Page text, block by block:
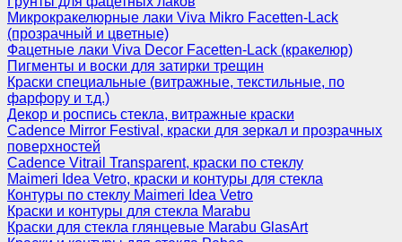
Микрокракелюрные лаки Viva Mikro Facetten-Lack
(прозрачный и цветные)
Фацетные лаки Viva Decor Facetten-Lack (кракелюр)
Пигменты и воски для затирки трещин
Краски специальные (витражные, текстильные, по
фарфору и т.д.)
Декор и роспись стекла, витражные краски
Cadence Mirror Festival, краски для зеркал и прозрачных
поверхностей
Cadence Vitrail Transparent, краски по стеклу
Maimeri Idea Vetro, краски и контуры для стекла
Контуры по стеклу Maimeri Idea Vetro
Краски и контуры для стекла Marabu
Краски для стекла глянцевые Marabu GlasArt